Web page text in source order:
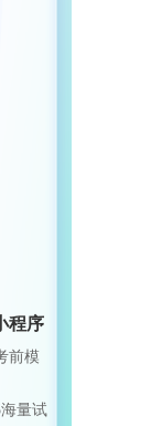
程序
前模
量试